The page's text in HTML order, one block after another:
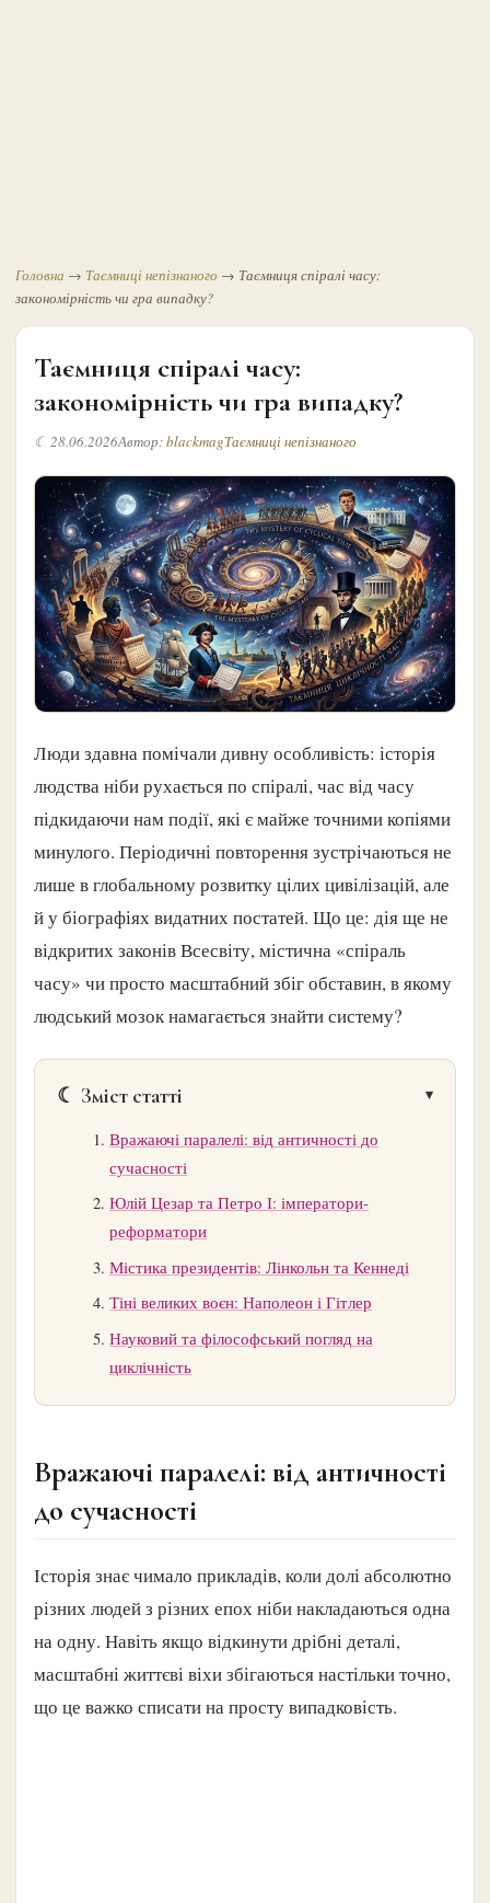
Головна → Таємниці непізнаного → Таємниця спіралі часу:
закономірність чи гра випадку?
Таємниця спіралі часу:
закономірність чи гра випадку?
☾ 28.06.2026Автор:blackmagТаємниці непізнаного
Люди здавна помічали дивну особливість: історія
людства ніби рухається по спіралі, час від часу
підкидаючи нам події, які є майже точними копіями
минулого. Періодичні повторення зустрічаються не
лише в глобальному розвитку цілих цивілізацій, але
й у біографіях видатних постатей. Що це: дія ще не
відкритих законів Всесвіту, містична «спіраль
часу» чи просто масштабний збіг обставин, в якому
людський мозок намагається знайти систему?
☾ Зміст статті
Вражаючі паралелі: від античності до
сучасності
Юлій Цезар та Петро І: імператори-
реформатори
Містика президентів: Лінкольн та Кеннеді
Тіні великих воєн: Наполеон і Гітлер
Науковий та філософський погляд на
циклічність
Вражаючі паралелі: від античності
до сучасності
Історія знає чимало прикладів, коли долі абсолютно
різних людей з різних епох ніби накладаються одна
на одну. Навіть якщо відкинути дрібні деталі,
масштабні життєві віхи збігаються настільки точно,
що це важко списати на просту випадковість.